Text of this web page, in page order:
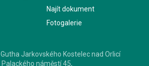
Najít dokument
Fotogalerie
Jarkovského Kostelec nad Orlicí
Palackého náměstí 45,